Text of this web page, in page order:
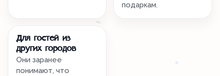
подаркам.
Для гостей из
других городов
Они заранее
понимают, что